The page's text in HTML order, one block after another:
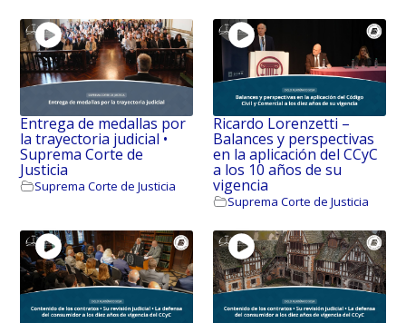
Entrega de medallas por
la trayectoria judicial •
Suprema Corte de
Justicia
Suprema Corte de Justicia
Ricardo Lorenzetti –
Balances y perspectivas
en la aplicación del CCyC
a los 10 años de su
vigencia
Suprema Corte de Justicia